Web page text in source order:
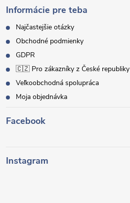
Informácie pre teba
Najčastejšie otázky
Obchodné podmienky
GDPR
🇨🇿 Pro zákazníky z České republiky
Veľkoobchodná spolupráca
Moja objednávka
Facebook
Instagram